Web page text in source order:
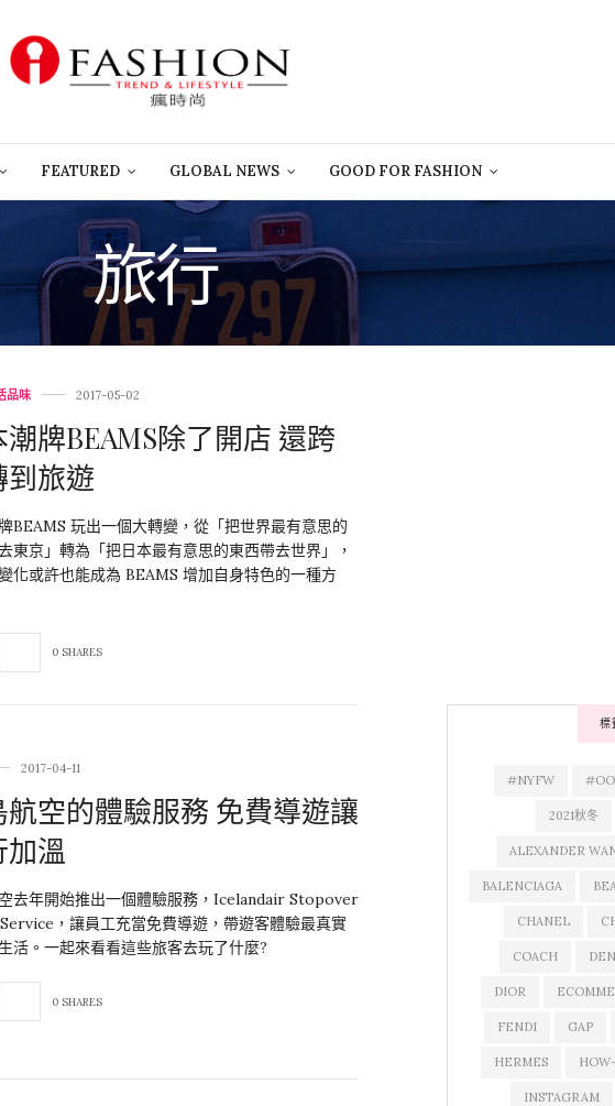
FEATURED GLOBAL NEWS GOOD FOR FASHION
旅行
品味 2017-05-02
潮牌BEAMS除了開店 還跨
到旅遊
BEAMS 玩出一個大轉變，從「把世界最有意思的
東京」轉為「把日本最有意思的東西帶去世界」，
化或許也能成為 BEAMS 增加自身特色的一種方
0 SHARES
2017-04-11
航空的體驗服務 免費導遊讓
加溫
去年開始推出一個體驗服務，Icelandair Stopover
，讓員工充當免費導遊，帶遊客體驗最真實
活。一起來看看這些旅客去玩了什麼?
0 SHARES
標
#NYFW
2021秋冬
ALEXANDER
BALENCIAGA
CHANEL
COACH
DIOR
FENDI GAP
HERMES
INSTAGRAM